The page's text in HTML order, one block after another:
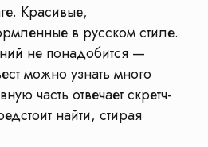
Красивые,
в русском стиле.
не понадобится —
можно узнать много
часть отвечает скретч-
найти, стирая
нужно